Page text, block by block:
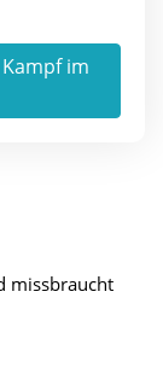
im
missbraucht